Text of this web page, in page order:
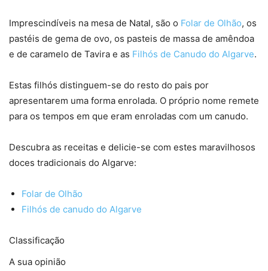
Imprescindíveis na mesa de Natal, são o Folar de Olhão, os
pastéis de gema de ovo, os pasteis de massa de amêndoa
e de caramelo de Tavira e as Filhós de Canudo do Algarve.
Estas filhós distinguem-se do resto do pais por
apresentarem uma forma enrolada. O próprio nome remete
para os tempos em que eram enroladas com um canudo.
Descubra as receitas e delicie-se com estes maravilhosos
doces tradicionais do Algarve:
Folar de Olhão
Filhós de canudo do Algarve
Classificação
A sua opinião